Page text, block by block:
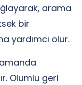
arama
bir
yardımcı olur.
Olumlu geri